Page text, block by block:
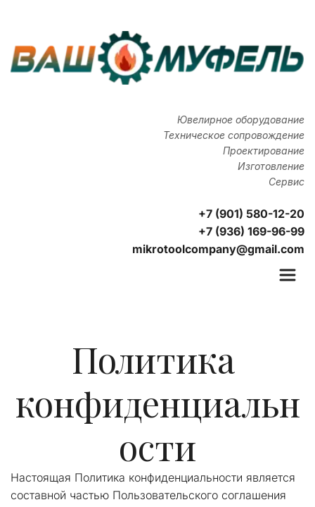
Ювелирное оборудование
Техническое сопровождение
Проектирование
Изготовление
Сервис
+7 (901) 580-12-20
+7 (936) 169-96-99
mikrotoolcompany@gmail.com
Политика
конфиденциальн
ости
Настоящая Политика конфиденциальности является
составной частью Пользовательского соглашения